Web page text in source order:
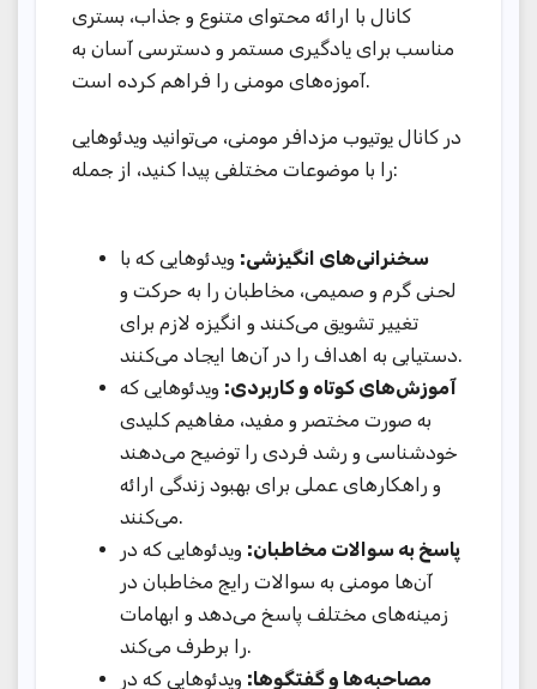
کانال با ارائه محتوای متنوع و جذاب، بستری
مناسب برای یادگیری مستمر و دسترسی آسان به
آموزه‌های مومنی را فراهم کرده است.
در کانال یوتیوب مزدافر مومنی، می‌توانید ویدئوهایی
را با موضوعات مختلفی پیدا کنید، از جمله:
سخنرانی‌های انگیزشی: ویدئوهایی که با
لحنی گرم و صمیمی، مخاطبان را به حرکت و
تغییر تشویق می‌کنند و انگیزه لازم برای
دستیابی به اهداف را در آن‌ها ایجاد می‌کنند.
آموزش‌های کوتاه و کاربردی: ویدئوهایی که
به صورت مختصر و مفید، مفاهیم کلیدی
خودشناسی و رشد فردی را توضیح می‌دهند
و راهکارهای عملی برای بهبود زندگی ارائه
می‌کنند.
پاسخ به سوالات مخاطبان: ویدئوهایی که در
آن‌ها مومنی به سوالات رایج مخاطبان در
زمینه‌های مختلف پاسخ می‌دهد و ابهامات
را برطرف می‌کند.
مصاحبه‌ها و گفتگوها: ویدئوهایی که در